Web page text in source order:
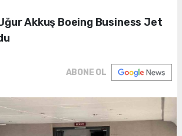
Akkuş Boeing Business Jet
ABONE OL